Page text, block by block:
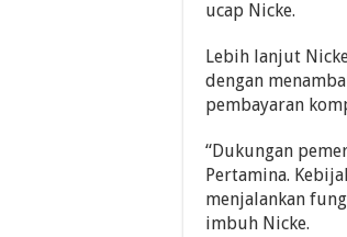
ucap Nicke.
Lebih lanjut
dengan
pembayaran
“Dukungan
Pertamina.
menjalankan
imbuh Nicke.